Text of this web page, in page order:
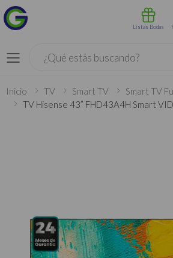
Menú
Listas Bodas
Inicio TV Smart TV
Smart TV
TV Hisense 43” FHD43A4H Smart